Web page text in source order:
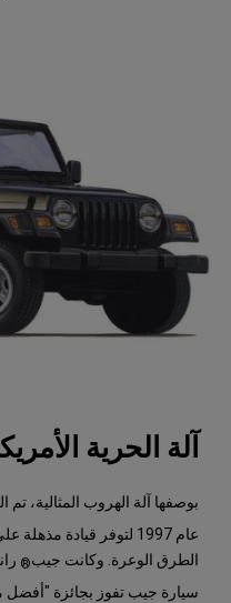
آلة الحرية
بوصفها آلة الهروب المثالية،
عام 1997 لتوفر قيادة
الطرق الوعرة. وكانت جيب®
سيارة جيب تفوز بجائزة "أفضل